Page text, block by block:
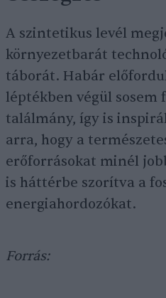
A szintetikus levél
környezetbarát
táborát. Habár
léptékben végül sosem
találmány, így is
arra, hogy a
erőforrásokat minél
is háttérbe szorítva a
energiahordozókat.
Forrás: